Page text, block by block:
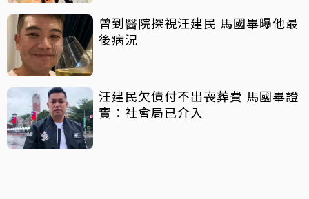
曾到醫院探視汪建民 馬國畢曝他最
後病況
汪建民欠債付不出喪葬費 馬國畢證
實：社會局已介入